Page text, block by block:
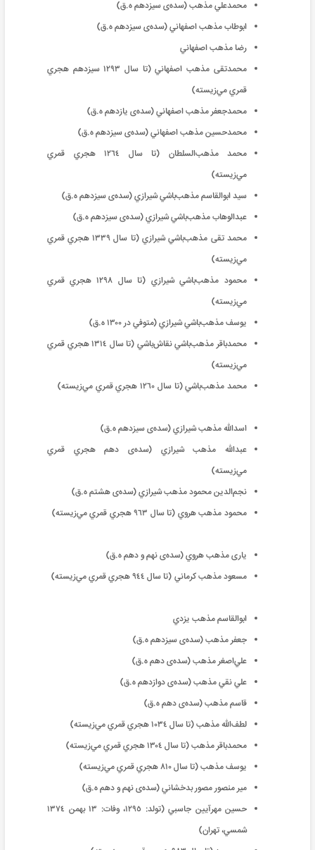
محمدعلي مذهب (سده‌ی سيزدهم ه‌.ق)
ابوطاب مذهب اصفهاني (سده‌ی سيزدهم ه.‌ق)
رضا مذهب اصفهاني
محمدتقی مذهب اصفهاني (تا سال ١٢٩٣ سيزدهم هجري
قمري ‌مي‌زيسته)
محمدجعفر مذهب اصفهاني (سده‌ی يازدهم ه.‌ق)
محمدحسین مذهب اصفهاني (سده‌ی سيزدهم ه.‌ق)
محمد مذهب‌السلطان (تا سال ١٢٦٤ هجري قمري
‌مي‌زيسته)
سید ابوالقاسم مذهب‌باشي شيرازي (سده‌ی سيزدهم ه‌.ق)
عبدالوهاب مذهب‌باشي شيرازي (سده‌ی سيزدهم ه.‌ق)
محمد تقی مذهب‌باشي شيرازي (تا سال ١٣٣٩ هجري قمري
‌مي‌زيسته)
محمود مذهب‌باشي شيرازي (تا سال ١٢٩٨ هجري قمري
‌مي‌زيسته)
یوسف مذهب‌باشي شيرازي (متوفي در ١٣٠٠ ه.‌ق)
محمدباقر مذهب‌باشي نقاش‌باشي (تا سال ١٣١٤ هجري قمري
‌مي‌زيسته)
محمد مذهب‌باشي (تا سال ١٢٦٠ هجري قمري ‌مي‌زيسته)
اسدالله مذهب شيرازي (سده‌ی سيزدهم ه.‌ق)
عبدالله مذهب شيرازي (سده‌ی دهم هجري قمري
‌مي‌زيسته)
نجم‌الدین محمود مذهب شيرازي (سده‌ی هشتم ه‌.ق)
محمود مذهب هروي (تا سال ٩٦٣ هجري قمري ‌مي‌زيسته)
یاری مذهب هروي (سده‌ی نهم و دهم ه‌.ق)
مسعود مذهب کرماني (تا سال ٩٤٤ هجري قمري ‌مي‌زيسته)
ابوالقاسم مذهب يزدي
جعفر مذهب (سده‌ی سيزدهم ه‌.ق)
علي‌اصغر مذهب (سده‌ی دهم ه‌.ق)
علي نقي مذهب (سده‌ی دوازدهم ه.‌ق)
قاسم مذهب‌ (سده‌ی دهم ه‌.ق)
لطف‌الله مذهب (تا سال ١٠٣٤ هجري قمري ‌مي‌زيسته)
محمدباقر مذهب (تا سال ١٣٠٤ هجري قمري ‌مي‌زيسته)
يوسف مذهب (تا سال ٨١٠ هجري قمري ‌مي‌زيسته)
میر منصور مصور بدخشاني (سده‌ی نهم و دهم ه‌.ق)
حسین مهرآيين جاسبي (تولد: ١٢٩٥، وفات: ‌‌١٣ بهمن ١٣٧٤
شمسي، تهران)